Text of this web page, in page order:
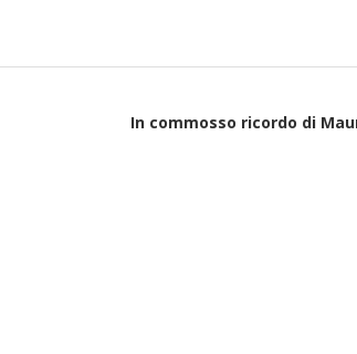
In commosso ricordo di